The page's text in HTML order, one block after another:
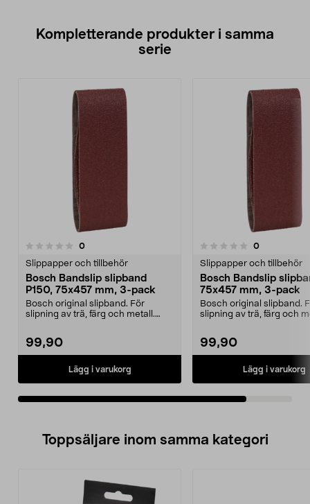
Kompletterande produkter i samma
serie
0recensioner
Slippapper och tillbehör
Bosch Bandslip slipband
P150, 75x457 mm, 3-pack
Bosch original slipband. För
slipning av trä, färg och metall.
99,90
Lägg i varukorg
0.0 av 5 stjärnor 0recensioner
Slippapper och tillbehör
Bosch Bandslip
75x457 mm, 3-pack
Bosch original slipband.
slipning av trä, färg och
99,90
Lägg i varukorg
Toppsäljare inom samma kategori